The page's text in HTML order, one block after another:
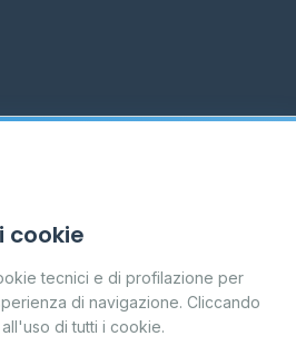
cookie
tecnici e di profilazione per
di navigazione. Cliccando
di tutti i cookie.